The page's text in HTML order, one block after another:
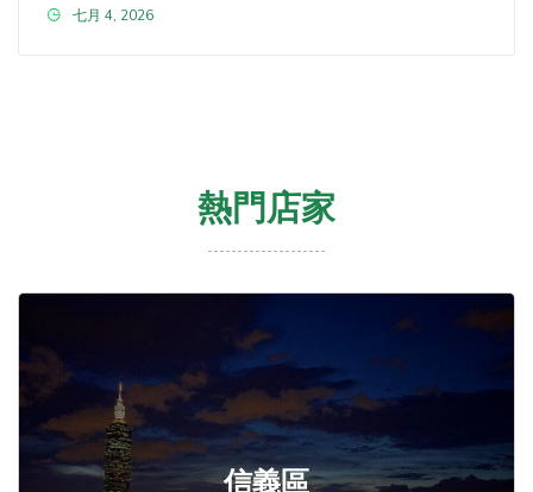
七月 4, 2026
熱門店家
信義區